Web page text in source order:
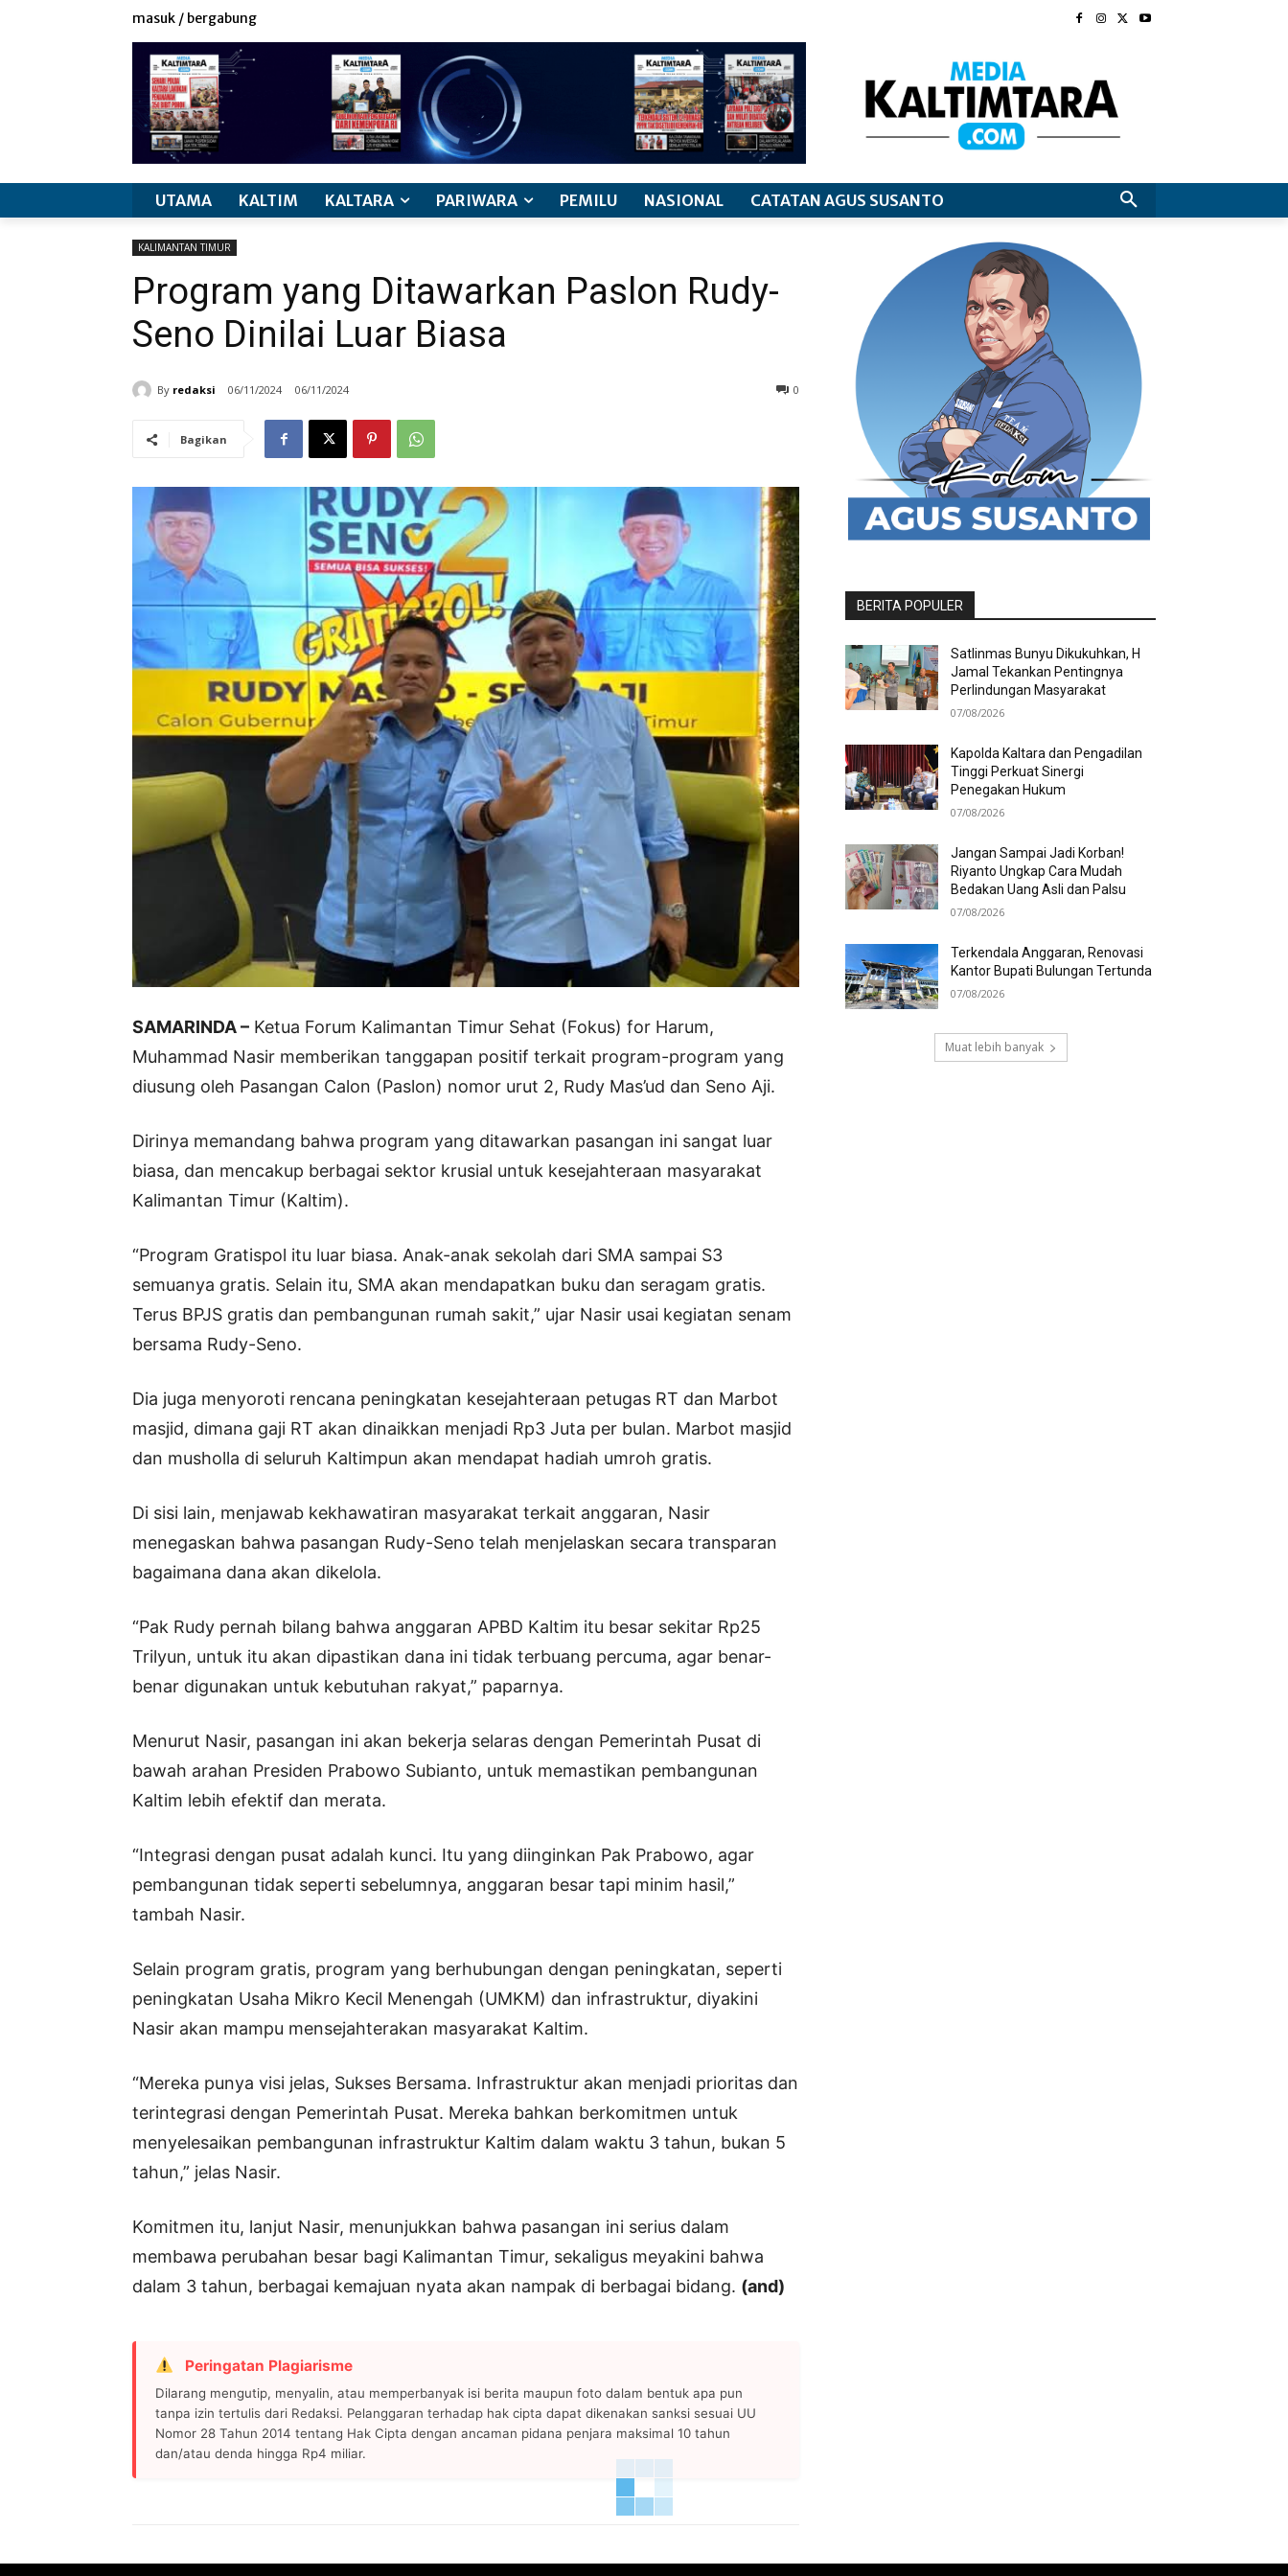
masuk / bergabung
UTAMA KALTIM KALTARA PARIWARA PEMILU NASIONAL CATATAN AGUS SUSANTO
KALIMANTAN TIMUR
Program yang Ditawarkan Paslon Rudy-
Seno Dinilai Luar Biasa
By redaksi 06/11/2024 06/11/2024 0
Bagikan
SAMARINDA – Ketua Forum Kalimantan Timur Sehat (Fokus) for Harum,
Muhammad Nasir memberikan tanggapan positif terkait program-program yang
diusung oleh Pasangan Calon (Paslon) nomor urut 2, Rudy Mas’ud dan Seno Aji.
Dirinya memandang bahwa program yang ditawarkan pasangan ini sangat luar
biasa, dan mencakup berbagai sektor krusial untuk kesejahteraan masyarakat
Kalimantan Timur (Kaltim).
“Program Gratispol itu luar biasa. Anak-anak sekolah dari SMA sampai S3
semuanya gratis. Selain itu, SMA akan mendapatkan buku dan seragam gratis.
Terus BPJS gratis dan pembangunan rumah sakit,” ujar Nasir usai kegiatan senam
bersama Rudy-Seno.
Dia juga menyoroti rencana peningkatan kesejahteraan petugas RT dan Marbot
masjid, dimana gaji RT akan dinaikkan menjadi Rp3 Juta per bulan. Marbot masjid
dan musholla di seluruh Kaltimpun akan mendapat hadiah umroh gratis.
Di sisi lain, menjawab kekhawatiran masyarakat terkait anggaran, Nasir
menegaskan bahwa pasangan Rudy-Seno telah menjelaskan secara transparan
bagaimana dana akan dikelola.
“Pak Rudy pernah bilang bahwa anggaran APBD Kaltim itu besar sekitar Rp25
Trilyun, untuk itu akan dipastikan dana ini tidak terbuang percuma, agar benar-
benar digunakan untuk kebutuhan rakyat,” paparnya.
Menurut Nasir, pasangan ini akan bekerja selaras dengan Pemerintah Pusat di
bawah arahan Presiden Prabowo Subianto, untuk memastikan pembangunan
Kaltim lebih efektif dan merata.
“Integrasi dengan pusat adalah kunci. Itu yang diinginkan Pak Prabowo, agar
pembangunan tidak seperti sebelumnya, anggaran besar tapi minim hasil,”
tambah Nasir.
Selain program gratis, program yang berhubungan dengan peningkatan, seperti
peningkatan Usaha Mikro Kecil Menengah (UMKM) dan infrastruktur, diyakini
Nasir akan mampu mensejahterakan masyarakat Kaltim.
“Mereka punya visi jelas, Sukses Bersama. Infrastruktur akan menjadi prioritas dan
terintegrasi dengan Pemerintah Pusat. Mereka bahkan berkomitmen untuk
menyelesaikan pembangunan infrastruktur Kaltim dalam waktu 3 tahun, bukan 5
tahun,” jelas Nasir.
Komitmen itu, lanjut Nasir, menunjukkan bahwa pasangan ini serius dalam
membawa perubahan besar bagi Kalimantan Timur, sekaligus meyakini bahwa
dalam 3 tahun, berbagai kemajuan nyata akan nampak di berbagai bidang. (and)
Peringatan Plagiarisme
Dilarang mengutip, menyalin, atau memperbanyak isi berita maupun foto dalam bentuk apa pun
tanpa izin tertulis dari Redaksi. Pelanggaran terhadap hak cipta dapat dikenakan sanksi sesuai UU
Nomor 28 Tahun 2014 tentang Hak Cipta dengan ancaman pidana penjara maksimal 10 tahun
dan/atau denda hingga Rp4 miliar.
BERITA POPULER
Satlinmas Bunyu Dikukuhkan, H
Jamal Tekankan Pentingnya
Perlindungan Masyarakat
07/08/2026
Kapolda Kaltara dan Pengadilan
Tinggi Perkuat Sinergi
Penegakan Hukum
07/08/2026
Jangan Sampai Jadi Korban!
Riyanto Ungkap Cara Mudah
Bedakan Uang Asli dan Palsu
07/08/2026
Terkendala Anggaran, Renovasi
Kantor Bupati Bulungan Tertunda
07/08/2026
Muat lebih banyak